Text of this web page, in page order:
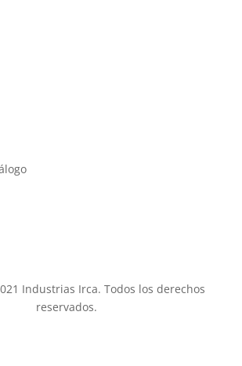
Industrias Irca. Todos los derechos
reservados.